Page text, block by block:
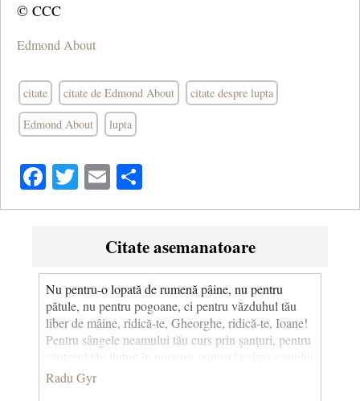
© CCC
Edmond About
citate citate de Edmond About citate despre lupta
Edmond About lupta
Facebook
Twitter
Email
Citate asemanatoare
Nu pentru-o lopată de rumenă pâine, nu pentru
pătule, nu pentru pogoane, ci pentru văzduhul tău
liber de mâine, ridică-te, Gheorghe, ridică-te, Ioane!
Pentru sângele neamului tău curs prin şanţuri, pentru
tău pus în lanţuri, ridică-te, Gheorghe, ridică-te,
Ioane! Nu pentru mânia scrâşnită-n măsele, ci ca să
Radu Gyr